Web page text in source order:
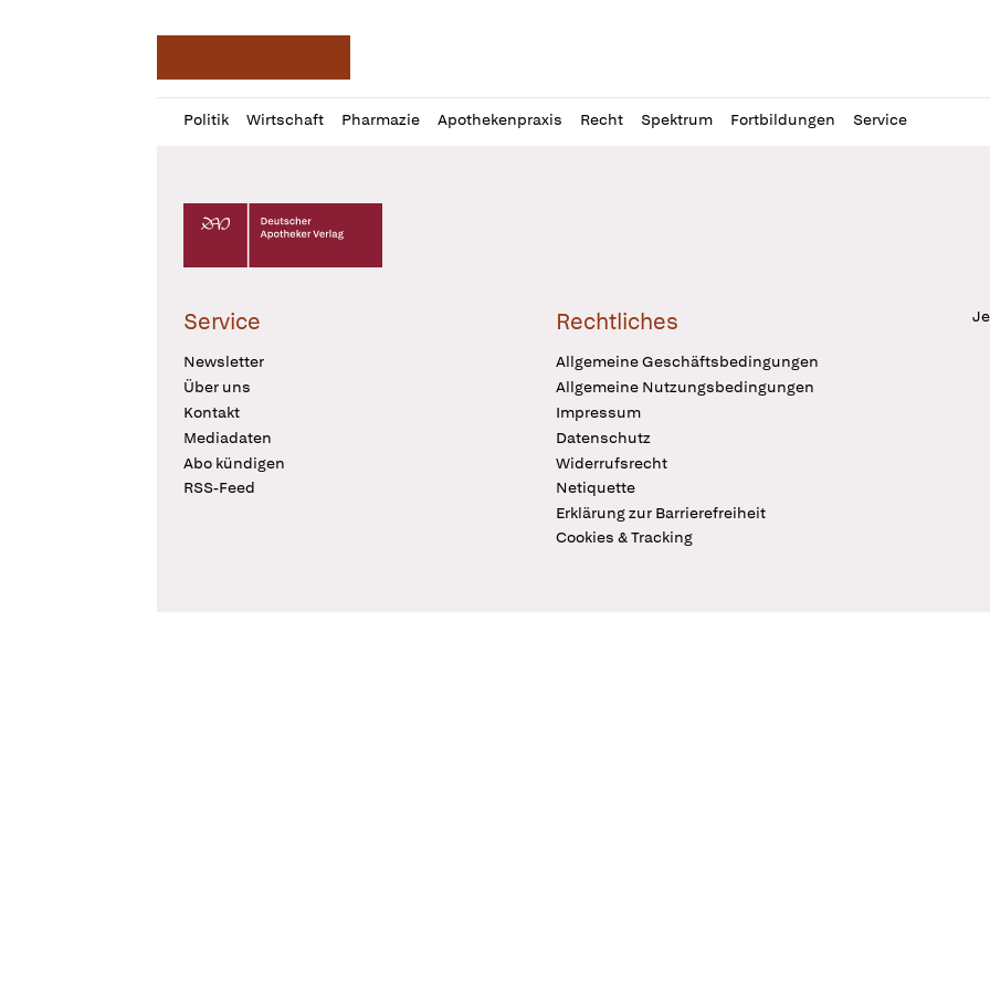
Politik Wirtschaft Pharmazie Apothekenpraxis Recht Spektrum Fortbildungen Service
Profil
öffnen
Daz
Pur
Deutscher Apotheker Verlag Logo
Service
Newsletter
Über uns
Kontakt
Mediadaten
Abo kündigen
RSS-Feed
Rechtliches
Allgemeine Geschäftsbedingungen
Allgemeine Nutzungsbedingungen
Impressum
Datenschutz
Widerrufsrecht
Netiquette
Erklärung zur Barrierefreiheit
Cookies & Tracking